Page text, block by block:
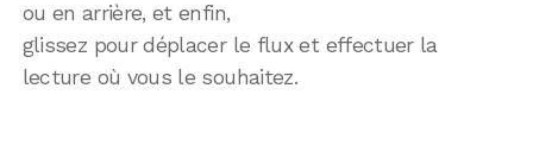
ou en arrière, et enfin,
glissez pour déplacer le flux et effectuer la
lecture où vous le souhaitez.